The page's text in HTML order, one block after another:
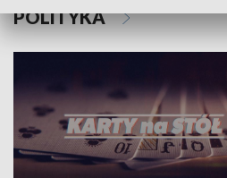
POLITYKA